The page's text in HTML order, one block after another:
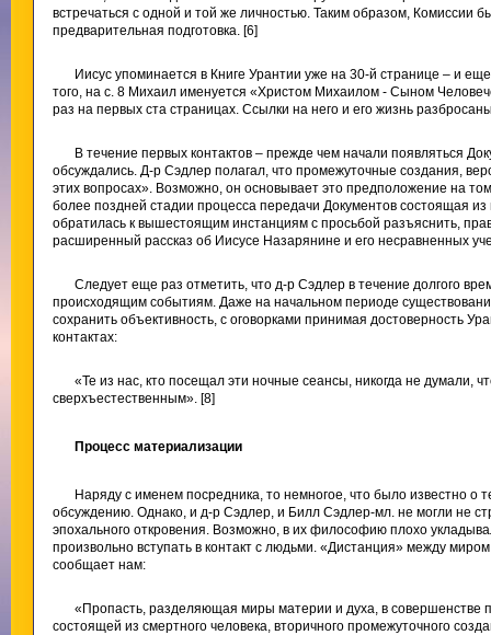
встречаться с одной и той же личностью. Таким образом, Комиссии
предварительная подготовка. [6]
Иисус упоминается в Книге Урантии уже на 30-й странице – и
того, на с. 8 Михаил именуется «Христом Михаилом - Сыном
раз на первых ста страницах. Ссылки на него и его жизнь
В течение первых контактов – прежде чем начали появляться
обсуждались. Д-р Сэдлер полагал, что промежуточные создания,
этих вопросах». Возможно, он основывает это предположение на
более поздней стадии процесса передачи Документов состоящая
обратилась к вышестоящим инстанциям с просьбой разъяснить,
расширенный рассказ об Иисусе Назарянине и его несравненных
Следует еще раз отметить, что д-р Сэдлер в течение долгого
происходящим событиям. Даже на начальном периоде
сохранить объективность, с оговорками принимая достоверность
контактах:
«Те из нас, кто посещал эти ночные сеансы, никогда не думали,
сверхъестественным». [8]
Процесс материализации
Наряду с именем посредника, то немногое, что было известно о
обсуждению. Однако, и д-р Сэдлер, и Билл Сэдлер-мл. не могли не
эпохального откровения. Возможно, в их философию плохо
произвольно вступать в контакт с людьми. «Дистанция» между
сообщает нам:
«Пропасть, разделяющая миры материи и духа, в совершенстве
состоящей из смертного человека, вторичного промежуточного